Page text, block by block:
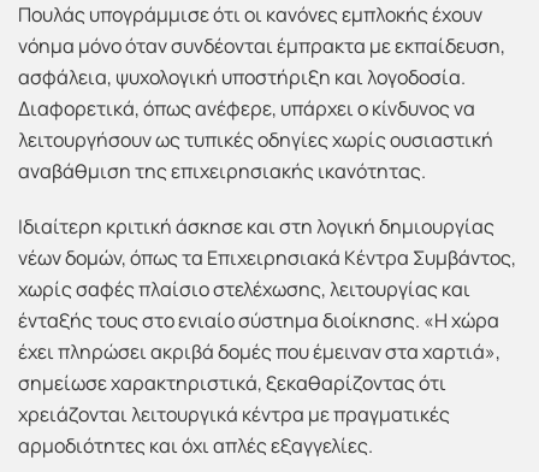
Πουλάς υπογράμμισε ότι οι κανόνες εμπλοκής έχουν
νόημα μόνο όταν συνδέονται έμπρακτα με εκπαίδευση,
ασφάλεια, ψυχολογική υποστήριξη και λογοδοσία.
Διαφορετικά, όπως ανέφερε, υπάρχει ο κίνδυνος να
λειτουργήσουν ως τυπικές οδηγίες χωρίς ουσιαστική
αναβάθμιση της επιχειρησιακής ικανότητας.
Ιδιαίτερη κριτική άσκησε και στη λογική δημιουργίας
νέων δομών, όπως τα Επιχειρησιακά Κέντρα Συμβάντος,
χωρίς σαφές πλαίσιο στελέχωσης, λειτουργίας και
ένταξής τους στο ενιαίο σύστημα διοίκησης. «Η χώρα
έχει πληρώσει ακριβά δομές που έμειναν στα χαρτιά»,
σημείωσε χαρακτηριστικά, ξεκαθαρίζοντας ότι
χρειάζονται λειτουργικά κέντρα με πραγματικές
αρμοδιότητες και όχι απλές εξαγγελίες.